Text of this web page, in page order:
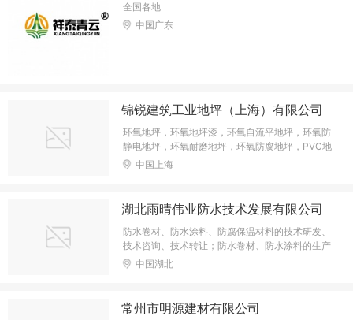
全国各地
中国广东
锦锐建筑工业地坪（上海）有限公司
环氧地坪，环氧地坪漆，环氧自流平地坪，环氧防
静电地坪，环氧耐磨地坪，环氧防腐地坪，PVC地
板， 塑胶跑道地坪，球场地坪，防静电地坪漆
中国上海
湖北雨晴伟业防水技术发展有限公司
防水卷材、防水涂料、防腐保温材料的技术研发、
技术咨询、技术转让；防水卷材、防水涂料的生产
及销售；防水防腐保温工程、建筑装修装饰工程、
目）++
中国湖北
常州市明源建材有限公司